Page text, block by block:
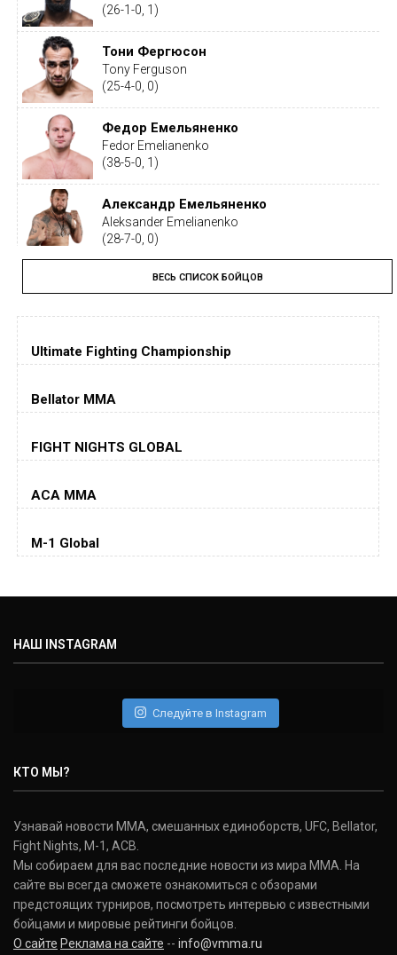
(26-1-0, 1)
Тони Фергюсон
Tony Ferguson
(25-4-0, 0)
Федор Емельяненко
Fedor Emelianenko
(38-5-0, 1)
Александр Емельяненко
Aleksander Emelianenko
(28-7-0, 0)
Тайрон Вудли
Tyron Woodley
(19-5-1, 0)
Дастин Порье
(26-6-0, 1)
Jorge Masvidal
Колби Ковингтон
Дэниель Кормье
(22-2-0, 1)
Donald Cerrone
(36-15-0, 1)
Исраэль Адесанья
Israel Adesanya
(19-0-0, 0)
ВЕСЬ СПИСОК БОЙЦОВ
Ultimate Fighting Championship
Bellator MMA
FIGHT NIGHTS GLOBAL
ACA MMA
M-1 Global
НАШ INSTAGRAM
Следуйте в Instagram
КТО МЫ?
Узнавай новости ММА, смешанных единоборств, UFC, Bellator,
Fight Nights, M-1, ACB.
Мы собираем для вас последние новости из мира ММА. На
сайте вы всегда сможете ознакомиться с обзорами
предстоящих турниров, посмотреть интервью с известными
бойцами и мировые рейтинги бойцов.
О сайте Реклама на сайте -- info@vmma.ru